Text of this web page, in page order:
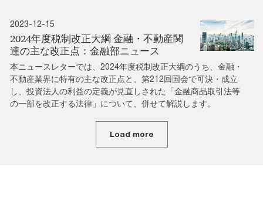
2023-12-15
2024年度税制改正大綱 金融・不動産関
連の主な改正点：金融部ニュース
本ニュースレターでは、2024年度税制改正大綱のうち、金融・
不動産業界に特有の主な改正点と、第212回国会で可決・成立
し、投資法人の利益の定義が見直しされた「金融商品取引法等
の一部を改正する法律」について、併せて解説します。
Load more